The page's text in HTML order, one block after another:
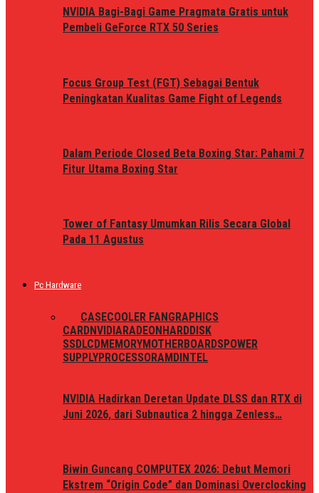
NVIDIA Bagi-Bagi Game Pragmata Gratis untuk
Pembeli GeForce RTX 50 Series
Focus Group Test (FGT) Sebagai Bentuk
Peningkatan Kualitas Game Fight of Legends
Dalam Periode Closed Beta Boxing Star: Pahami 7
Fitur Utama Boxing Star
Tower of Fantasy Umumkan Rilis Secara Global
Pada 11 Agustus
Pc Hardware
CASECOOLER FAN GRAPHICS
CARDNVIDIARADEON HARDDISK
SSDLCDMEMORYMOTHERBOARDSPOWER
SUPPLYPROCESSORAMD INTEL
NVIDIA Hadirkan Deretan Update DLSS dan RTX di
Juni 2026, dari Subnautica 2 hingga Zenless…
Biwin Guncang COMPUTEX 2026: Debut Memori
Ekstrem “Origin Code” dan Dominasi Overclocking